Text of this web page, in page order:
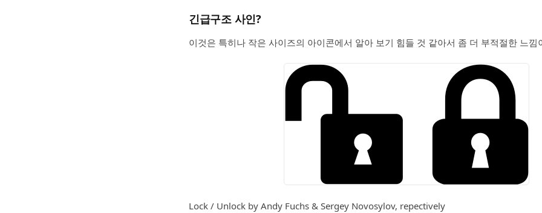
긴급구조 사인?
이것은 특히나 작은 사이즈의 아이콘에서 알아 보기 힘들 것 같아서 좀 더 부적절한 느낌
Lock / Unlock by Andy Fuchs & Sergey Novosylov, repectively